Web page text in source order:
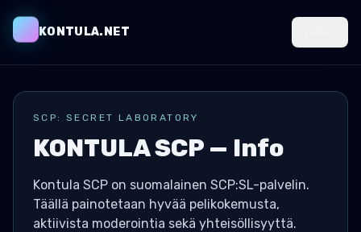
KONTULA.NET
SCP: SECRET LABORATORY
KONTULA SCP — Info
Kontula SCP on suomalainen SCP:SL-palvelin.
Täällä painotetaan hyvää pelikokemusta,
aktiivista moderointia sekä yhteisöllisyyttä.